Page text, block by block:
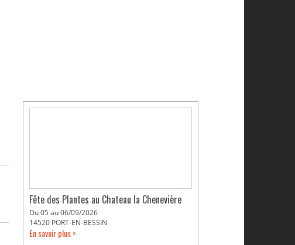
Fête des Plantes au Chateau la Chenevière
Du 05 au 06/09/2026
14520 PORT-EN-BESSIN
En savoir plus >